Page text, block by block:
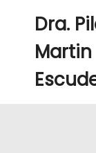
Dra.
Martin